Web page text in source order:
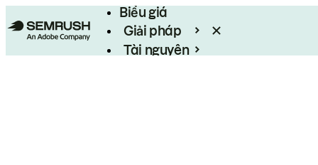
Biểu giá
Giải pháp
Tài nguyên